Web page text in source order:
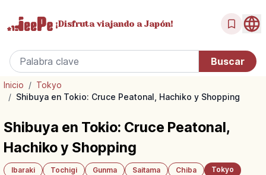
¡Disfrutaviajando a Japón!
Inicio / Tokyo
/ Shibuya en Tokio: Cruce Peatonal, Hachiko y Shopping
Shibuya en Tokio: Cruce Peatonal,
Hachiko y Shopping
Ibaraki Tochigi Gunma Saitama Chiba
Tokyo